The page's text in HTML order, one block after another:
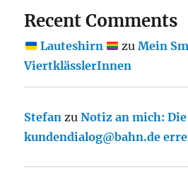
Recent Comments
Lauteshirn zu Mein
ViertklässlerInnen
Stefan zuNotiz an mich:
kundendialog@bahn.de